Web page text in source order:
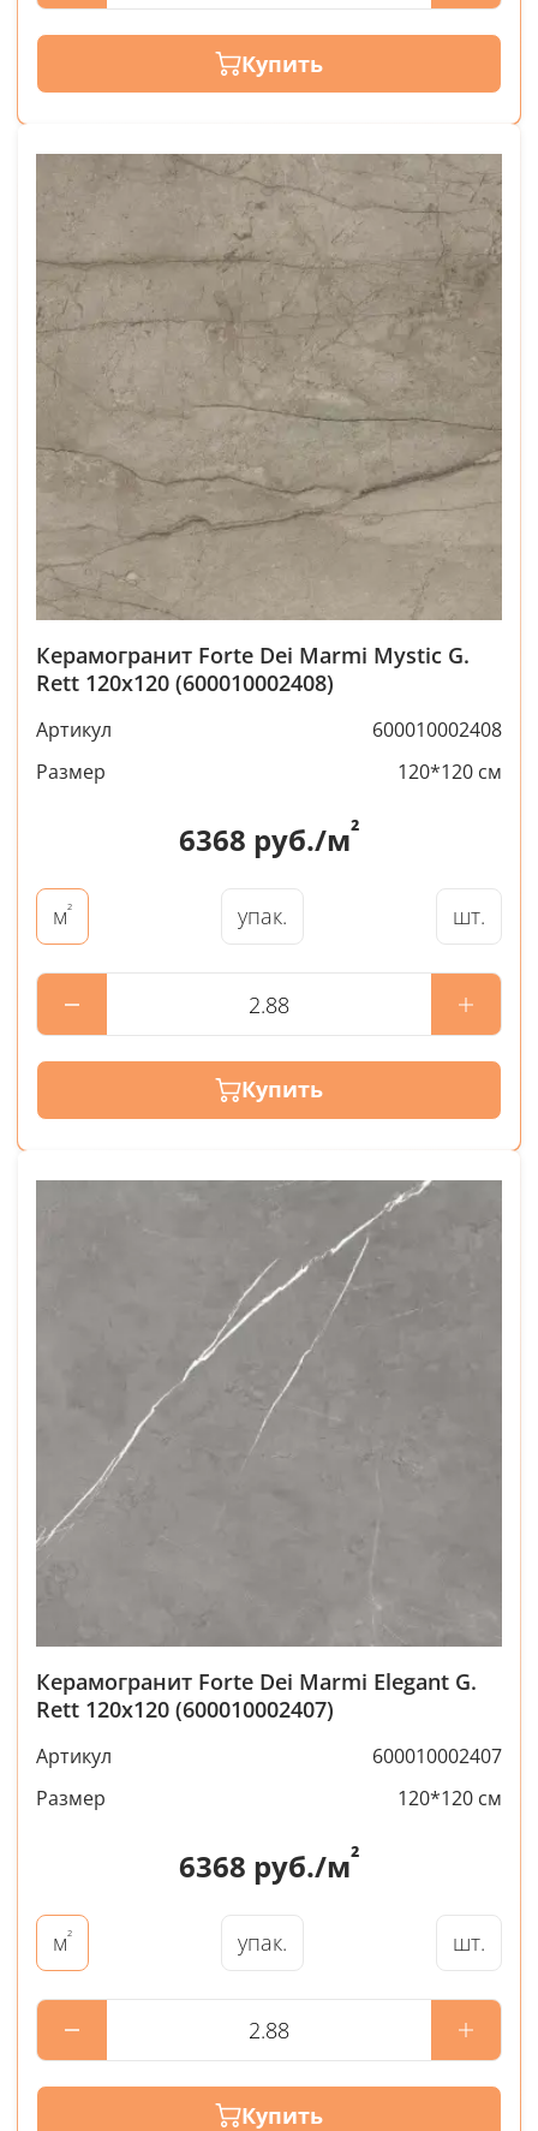
Купить
Керамогранит Forte Dei Marmi Mystic G.
Rett 120x120 (600010002408)
Артикул
600010002408
Размер
120*120 см
6368 руб./м²
м² упак. шт.
Купить
Керамогранит Forte Dei Marmi Elegant G.
Rett 120x120 (600010002407)
Артикул
600010002407
Размер
120*120 см
6368 руб./м²
м² упак. шт.
Купить